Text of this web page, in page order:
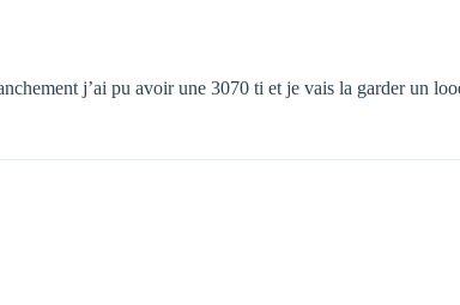
j’ai pu avoir une 3070 ti et je vais la garder un